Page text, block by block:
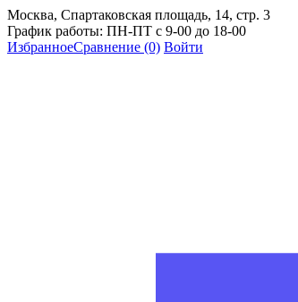
Москва, Спартаковская площадь, 14, стр. 3
График работы: ПН-ПТ с 9-00 до 18-00
ИзбранноеСравнение (0) Войти